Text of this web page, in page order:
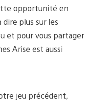
opportunité en
plus sur les
et pour vous partager
Arise est aussi
jeu précédent,